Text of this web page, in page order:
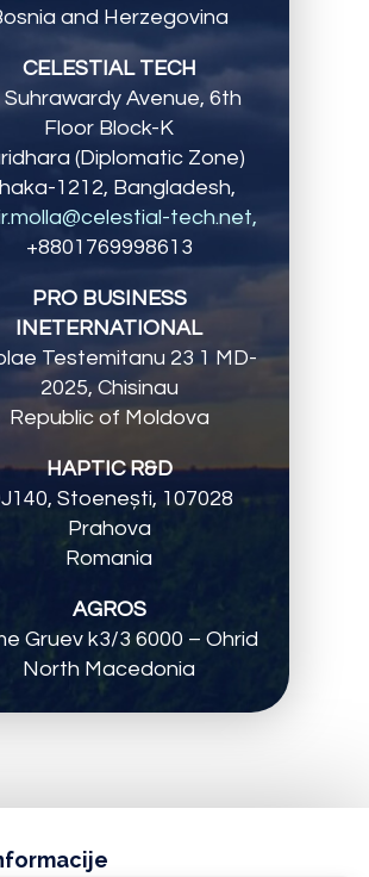
and Herzegovina
CELESTIAL TECH
Suhrawardy Avenue, 6th
Floor Block-K
(Diplomatic Zone)
1212, Bangladesh,
tech.net,
+8801769998613
PRO BUSINESS
INETERNATIONAL
Testemitanu 23 1 MD-
2025, Chisinau
Republic of Moldova
HAPTIC R&D
Stoenești, 107028
Prahova
Romania
AGROS
Gruev k3/3 6000 – Ohrid
North Macedonia